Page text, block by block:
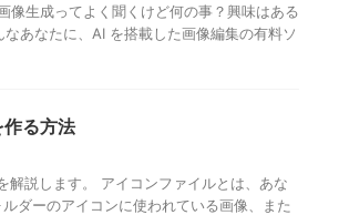
像生成ってよく聞くけど何の事？興味はある
あなたに、AI を搭載した画像編集の有料ソ
る方法
説します。 アイコンファイルとは、あな
ダーのアイコンに使われている画像、また